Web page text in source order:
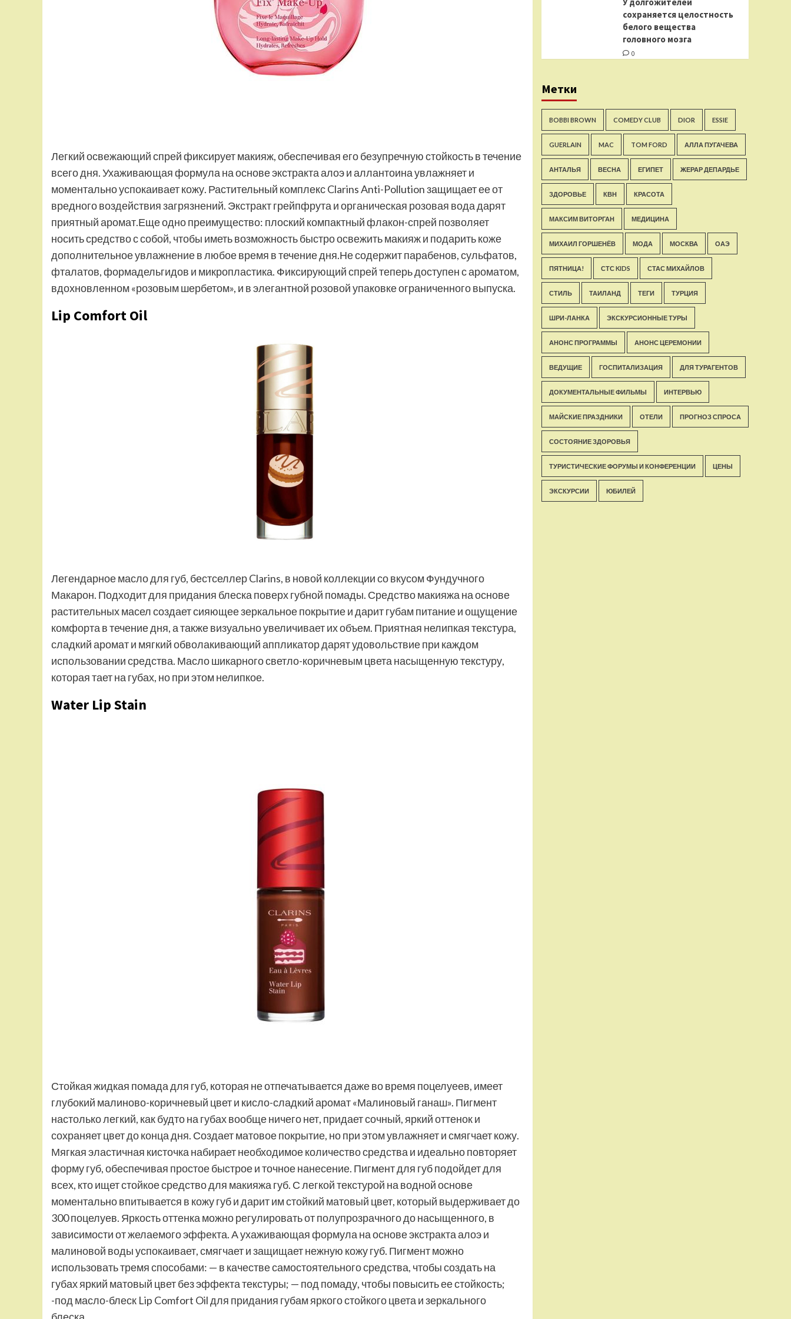
Легкий освежающий спрей фиксирует макияж, обеспечивая его безупречную стойкость в течение
всего дня. Ухаживающая формула на основе экстракта алоэ и аллантоина увлажняет и
моментально успокаивает кожу. Растительный комплекс Clarins Anti-Pollution защищает ее от
вредного воздействия загрязнений. Экстракт грейпфрута и органическая розовая вода дарят
приятный аромат.Еще одно преимущество: плоский компактный флакон-спрей позволяет
носить средство с собой, чтобы иметь возможность быстро освежить макияж и подарить коже
дополнительное увлажнение в любое время в течение дня.Не содержит парабенов, сульфатов,
фталатов, формадельгидов и микропластика. Фиксирующий спрей теперь доступен с ароматом,
вдохновленном «розовым шербетом», и в элегантной розовой упаковке ограниченного выпуска.
Lip Comfort Oil
Легендарное масло для губ, бестселлер Clarins, в новой коллекции со вкусом Фундучного
Макарон. Подходит для придания блеска поверх губной помады. Средство макияжа на основе
растительных масел создает сияющее зеркальное покрытие и дарит губам питание и ощущение
комфорта в течение дня, а также визуально увеличивает их объем. Приятная нелипкая текстура,
сладкий аромат и мягкий обволакивающий аппликатор дарят удовольствие при каждом
использовании средства. Масло шикарного светло-коричневым цвета насыщенную текстуру,
которая тает на губах, но при этом нелипкое.
Water Lip Stain
Стойкая жидкая помада для губ, которая не отпечатывается даже во время поцелуеев, имеет
глубокий малиново-коричневый цвет и кисло-сладкий аромат «Малиновый ганаш». Пигмент
настолько легкий, как будто на губах вообще ничего нет, придает сочный, яркий оттенок и
сохраняет цвет до конца дня. Создает матовое покрытие, но при этом увлажняет и смягчает кожу.
Мягкая эластичная кисточка набирает необходимое количество средства и идеально повторяет
форму губ, обеспечивая простое быстрое и точное нанесение. Пигмент для губ подойдет для
всех, кто ищет стойкое средство для макияжа губ. С легкой текстурой на водной основе
моментально впитывается в кожу губ и дарит им стойкий матовый цвет, который выдерживает до
300 поцелуев. Яркость оттенка можно регулировать от полупрозрачного до насыщенного, в
зависимости от желаемого эффекта. А ухаживающая формула на основе экстракта алоэ и
малиновой воды успокаивает, смягчает и защищает нежную кожу губ. Пигмент можно
использовать тремя способами: — в качестве самостоятельного средства, чтобы создать на
губах яркий матовый цвет без эффекта текстуры; — под помаду, чтобы повысить ее стойкость;
-под масло-блеск Lip Comfort Oil для придания губам яркого стойкого цвета и зеркального
сохраняется целостность
белого вещества
головного мозга
0
Метки
BOBBI BROWN COMEDY CLUB DIOR ESSIE
GUERLAIN MAC TOM FORD АЛЛА ПУГАЧЕВА
АНТАЛЬЯ ВЕСНА ЕГИПЕТ ЖЕРАР ДЕПАРДЬЕ
ЗДОРОВЬЕ КВН КРАСОТА
МАКСИМ ВИТОРГАН МЕДИЦИНА
МИХАИЛ ГОРШЕНЁВ МОДА МОСКВА ОАЭ
ПЯТНИЦА! СТС KIDS СТАС МИХАЙЛОВ
СТИЛЬ ТАИЛАНД ТЕГИ ТУРЦИЯ
ШРИ-ЛАНКА ЭКСКУРСИОННЫЕ ТУРЫ
АНОНС ПРОГРАММЫ АНОНС ЦЕРЕМОНИИ
ВЕДУЩИЕ ГОСПИТАЛИЗАЦИЯ ДЛЯ ТУРАГЕНТОВ
ДОКУМЕНТАЛЬНЫЕ ФИЛЬМЫ ИНТЕРВЬЮ
МАЙСКИЕ ПРАЗДНИКИ ОТЕЛИ ПРОГНОЗ СПРОСА
СОСТОЯНИЕ ЗДОРОВЬЯ
ТУРИСТИЧЕСКИЕ ФОРУМЫ И КОНФЕРЕНЦИИ ЦЕНЫ
ЭКСКУРСИИ ЮБИЛЕЙ